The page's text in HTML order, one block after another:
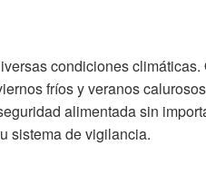
condiciones
fríos y veranos
alimentada sin
sistema de vigilancia.